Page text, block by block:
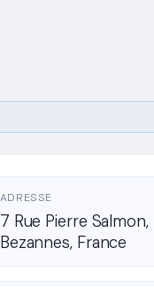
ADRESSE
7 Rue Pierre Salmon,
Bezannes, France